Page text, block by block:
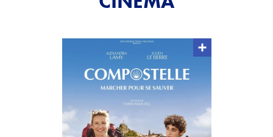
Soutien à la création
Artistes associés